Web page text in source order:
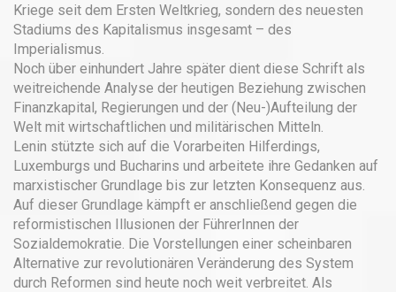
Kriege seit dem Ersten Weltkrieg, sondern des neuesten
Stadiums des Kapitalismus insgesamt – des
Imperialismus.
Noch über einhundert Jahre später dient diese Schrift als
weitreichende Analyse der heutigen Beziehung zwischen
Finanzkapital, Regierungen und der (Neu-)Aufteilung der
Welt mit wirtschaftlichen und militärischen Mitteln.
Lenin stützte sich auf die Vorarbeiten Hilferdings,
Luxemburgs und Bucharins und arbeitete ihre Gedanken auf
marxistischer Grundlage bis zur letzten Konsequenz aus.
Auf dieser Grundlage kämpft er anschließend gegen die
reformistischen Illusionen der FührerInnen der
Sozialdemokratie. Die Vorstellungen einer scheinbaren
Alternative zur revolutionären Veränderung des System
durch Reformen sind heute noch weit verbreitet. Als